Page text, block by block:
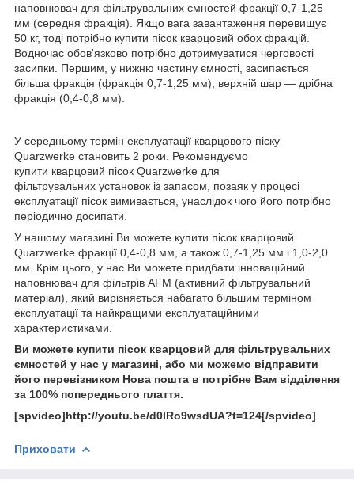
наповнювач для фільтрувальних ємностей фракції 0,7-1,25
мм (середня фракція). Якщо вага завантаження перевищує
50 кг, тоді потрібно купити пісок кварцовий обох фракцій.
Водночас обов'язково потрібно дотримуватися черговості
засипки. Першим, у нижню частину ємності, засипається
більша фракція (фракція 0,7-1,25 мм), верхній шар — дрібна
фракція (0,4-0,8 мм).
У середньому термін експлуатації кварцового піску
Quarzwerke становить 2 роки. Рекомендуємо
купити кварцовий пісок Quarzwerke для
фільтрувальних установок із запасом, позаяк у процесі
експлуатації пісок вимивається, унаслідок чого його потрібно
періодично досипати.
У нашому магазині Ви можете купити пісок кварцовий
Quarzwerke фракції 0,4-0,8 мм, а також 0,7-1,25 мм і 1,0-2,0
мм. Крім цього, у нас Ви можете придбати інноваційний
наповнювач для фільтрів AFM (активний фільтрувальний
матеріал), який вирізняється набагато більшим терміном
експлуатації та найкращими експлуатаційними
характеристиками.
Ви можете купити пісок кварцовий для фільтрувальних
ємностей у нас у магазині, або ми можемо відправити
його перевізником Нова пошта в потрібне Вам відділення
за 100% попереднього плаття.
[spvideo]http://youtu.be/d0IRo9wsdUA?t=124[/spvideo]
Приховати